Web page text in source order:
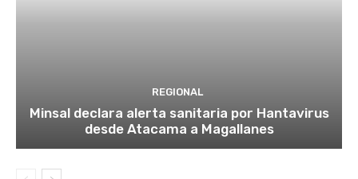
REGIONAL
Minsal declara alerta sanitaria por Hantavirus
desde Atacama a Magallanes